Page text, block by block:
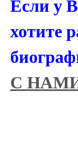
хотите
С